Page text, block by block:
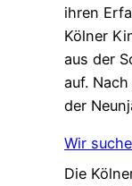
ihren
Kölner
aus der
auf.
der
Wir
Die